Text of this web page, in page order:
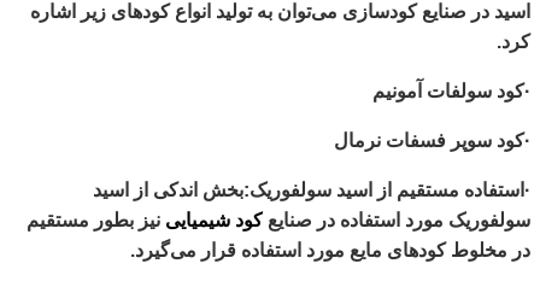
اسید در صنایع کودسازی می‌توان به تولید انواع کودهای زیر اشاره
کرد.
·کود سولفات آمونیم
·کود سوپر فسفات نرمال
·استفاده مستقیم از اسید سولفوریک:بخش اندکی از اسید
سولفوریک مورد استفاده در صنایع کود شیمیایی نیز بطور مستقیم
در مخلوط کودهای مایع مورد استفاده قرار می‌گیرد.